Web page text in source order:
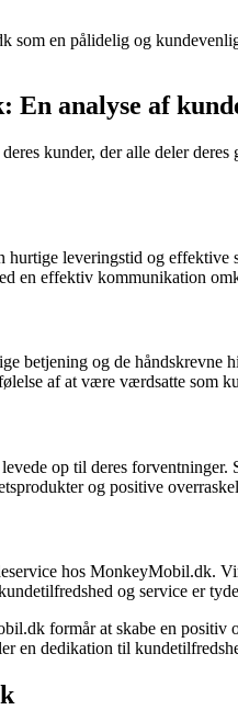
som en pålidelig og
En analyse af
kunder, der alle deler
hurtige leveringstid og
en effektiv kommunikation
betjening og de
af at være værdsatte som
op til deres
og positive
hos MonkeyMobil.dk.
og service er
formår at skabe en
en dedikation til